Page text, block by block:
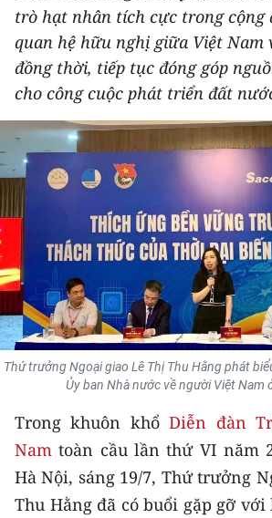
THẾ GIỚI
THỂ THAO
GIÁO DỤC
Y TẾ
KHOA HỌC - CÔNG NGHỆ
MÔI TRƯỜNG
BẠN ĐỌC
KIỂM CHỨNG THÔNG TIN
TRI THỨC CHUYÊN SÂU
54 DÂN TỘC VIỆT NAM
CHƯƠNG TRÌNH OCOP - MỖI XÃ
MỘT SẢN PHẨM
trò hạt nhân tích cực trong cộng
quan hệ hữu nghị giữa Việt Nam
đồng thời, tiếp tục đóng góp
cho công cuộc phát triển đất
Thứ trưởng Ngoại giao Lê Thị Thu Hằng phát
Ủy ban Nhà nước về người Việt Nam
Trong khuôn khổDiễn đàn
Nam toàn cầu lần thứ VI năm
Hà Nội, sáng 19/7, Thứ trưởng
Thu Hằng đã có buổi gặp gỡ